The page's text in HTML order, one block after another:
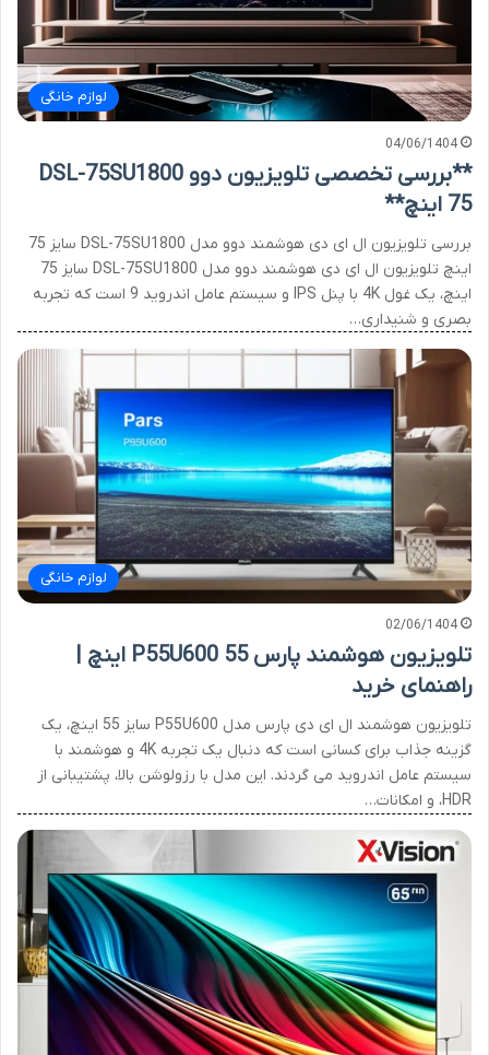
لوازم خانگی
04/06/1404
**بررسی تخصصی تلویزیون دوو DSL-75SU1800
75 اینچ**
بررسی تلویزیون ال ای دی هوشمند دوو مدل DSL-75SU1800 سایز 75
اینچ تلویزیون ال ای دی هوشمند دوو مدل DSL-75SU1800 سایز 75
اینچ، یک غول 4K با پنل IPS و سیستم عامل اندروید 9 است که تجربه
بصری و شنیداری…
لوازم خانگی
02/06/1404
تلویزیون هوشمند پارس P55U600 55 اینچ |
راهنمای خرید
تلویزیون هوشمند ال ای دی پارس مدل P55U600 سایز 55 اینچ، یک
گزینه جذاب برای کسانی است که دنبال یک تجربه 4K و هوشمند با
سیستم عامل اندروید می گردند. این مدل با رزولوشن بالا، پشتیبانی از
HDR، و امکانات…